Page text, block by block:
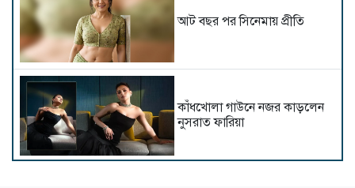
আট বছর পর সিনেমায় প্রীতি
কাঁধখোলা গাউনে নজর কাড়লেন
নুসরাত ফারিয়া